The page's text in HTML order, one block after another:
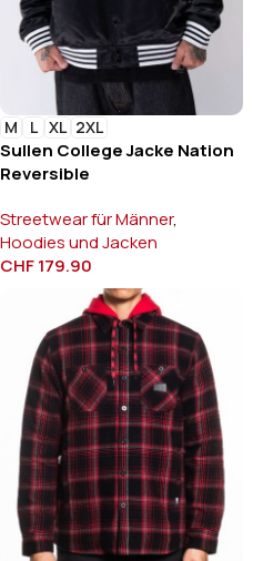
M L XL 2XL
Sullen College Jacke Nation
Reversible
Streetwear für Männer,
Hoodies und Jacken
CHF179.90